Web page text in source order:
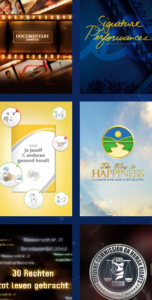
VERKEN DE SERIE VERKEN DE SERIE
VERKEN DE SERIE VERKEN DE SERIE
KIJK KIJK